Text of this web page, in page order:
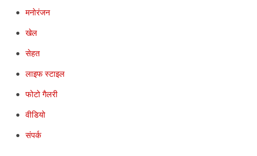
मनोरंजन
खेल
सेहत
लाइफ स्टाइल
फोटो गैलरी
वीडियो
संपर्क